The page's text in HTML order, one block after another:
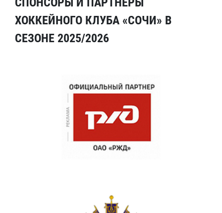
ХОККЕЙНОГО КЛУБА «СОЧИ» В
СЕЗОНЕ 2025/2026